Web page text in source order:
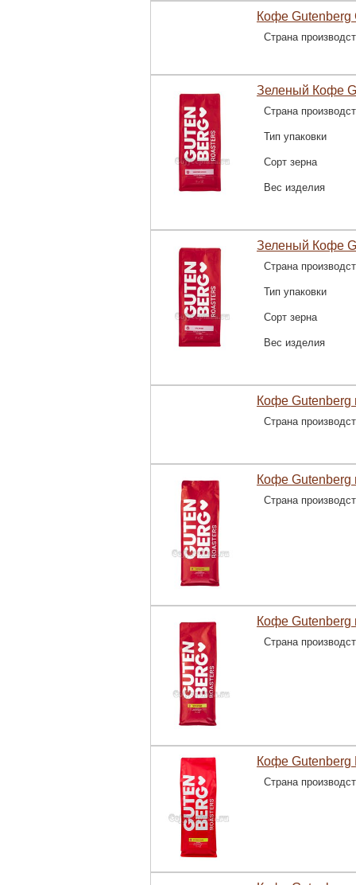
Кофе Gutenberg
Страна
Зеленый Кофе
Страна
Тип упаковки
Сорт зерна
Вес изделия
Зеленый Кофе
Страна
Тип упаковки
Сорт зерна
Вес изделия
Кофе Gutenberg
Страна
Кофе Gutenberg
Страна
Кофе Gutenberg
Страна
Кофе Gutenberg
Страна